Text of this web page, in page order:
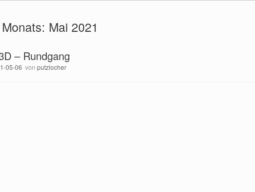
Mai 2021
– Rundgang
05-06 von putzlocher